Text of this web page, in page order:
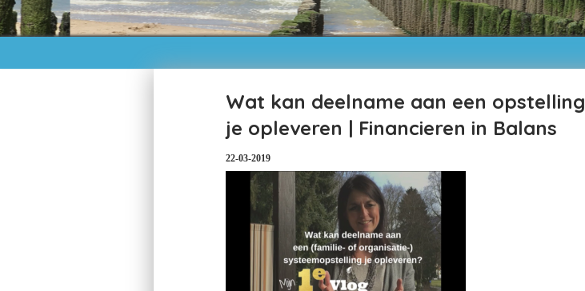
Wat kan deelname aan een opstelling
je opleveren | Financieren in Balans
22-03-2019